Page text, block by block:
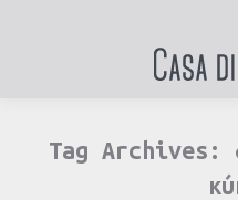
Tag Archives: